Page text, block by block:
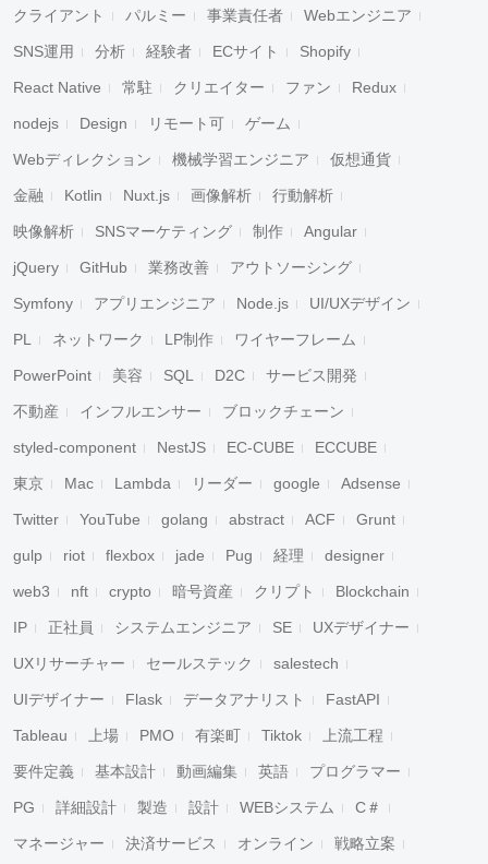
クライアント パルミー 事業責任者 Webエンジニア
SNS運用 分析 経験者 ECサイト Shopify
React Native 常駐 クリエイター ファン Redux
nodejs Design リモート可 ゲーム
Webディレクション 機械学習エンジニア 仮想通貨
金融 Kotlin Nuxt.js 画像解析 行動解析
映像解析 SNSマーケティング 制作 Angular
jQuery GitHub 業務改善 アウトソーシング
Symfony アプリエンジニア Node.js UI/UXデザイン
PL ネットワーク LP制作 ワイヤーフレーム
PowerPoint 美容 SQL D2C サービス開発
不動産 インフルエンサー ブロックチェーン
styled-component NestJS EC-CUBE ECCUBE
東京 Mac Lambda リーダー google Adsense
Twitter YouTube golang abstract ACF Grunt
gulp riot flexbox jade Pug 経理 designer
web3 nft crypto 暗号資産 クリプト Blockchain
IP 正社員 システムエンジニア SE UXデザイナー
UXリサーチャー セールステック salestech
UIデザイナー Flask データアナリスト FastAPI
Tableau 上場 PMO 有楽町 Tiktok 上流工程
要件定義 基本設計 動画編集 英語 プログラマー
PG 詳細設計 製造 設計 WEBシステム C＃
マネージャー 決済サービス オンライン 戦略立案